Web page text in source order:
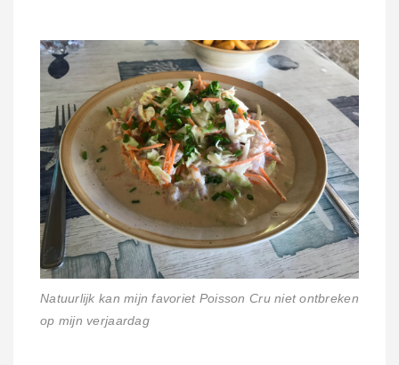
Natuurlijk kan mijn favoriet Poisson Cru niet ontbreken
op mijn verjaardag